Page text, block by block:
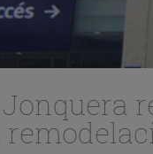
Jonquera